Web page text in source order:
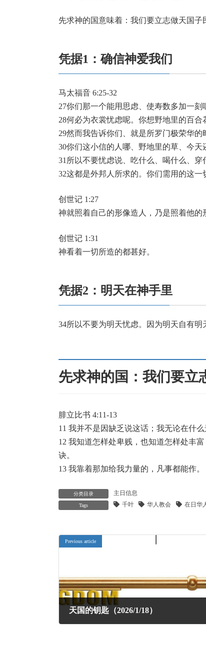
先求神的国意味着：我们要立志做天国子
凭据1：确信神爱我们
马太福音 6:25-32
27你们那一个能用思虑、使寿数多加一刻
28何必为衣裳忧虑呢。你想野地里的百合
29然而我告诉你们、就是所罗门极荣华的
30你们这小信的人哪、野地里的草、今
31所以不要忧虑说、吃什么、喝什么、穿
32这都是外邦人所求的。你们需用的这一
创世记 1:27
神就照着自己的形像造人，乃是照着他的
创世记 1:31
神看着一切所造的都甚好。
凭据2：明天在神手里
34所以不要为明天忧虑。因为明天自有明
先求神的国：我们要立
腓立比书 4:11-13
11 我并不是因缺乏说这话；我无论在什
12 我知道怎样处卑贱，也知道怎样处丰
诀。
13 我靠着那加给我力量的，凡事都能作。
分类目录 主日信息
Tags 千叶 华人教会 在日华
Previous article
天国的钥匙（2026/1/18）